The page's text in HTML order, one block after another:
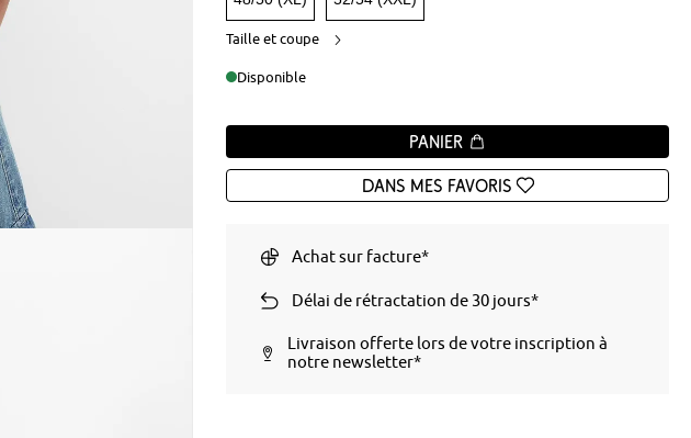
Taille et coupe
Disponible
Panier
Dans mes favoris
Achat sur facture*
Délai de rétractation de 30 jours*
Livraison offerte lors de votre inscription à
notre newsletter*